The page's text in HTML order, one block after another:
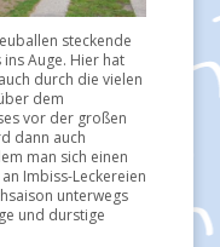
steckende
Auge. Hier hat
durch die vielen
dem
vor der großen
dann auch
man sich einen
Imbiss-Leckereien
unterwegs
und durstige